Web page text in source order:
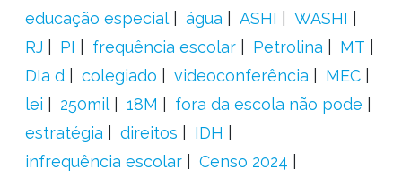
educação especial
água ASHI
WASHI
RJ
PI frequência escolar Petrolina
MT
DIa d
colegiado videoconferência
MEC
lei
250mil 18M
fora da escola não pode
estratégia
direitos
IDH
infrequência escolar
Censo 2024